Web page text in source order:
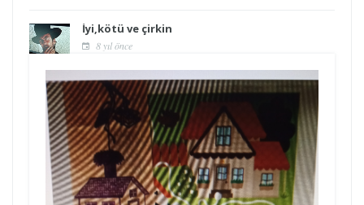
İyi,kötü ve çirkin
8 yıl önce